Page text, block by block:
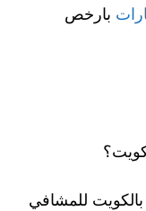
بارخص
للمشافي